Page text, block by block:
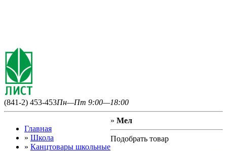
(841-2) 453-453Пн—Пт 9:00—18:00
Главная
» Школа
» Канцтовары школьные
» Мел
Подобрать товар